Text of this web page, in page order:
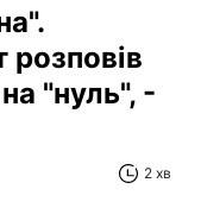
розповів
"нуль", -
2 хв